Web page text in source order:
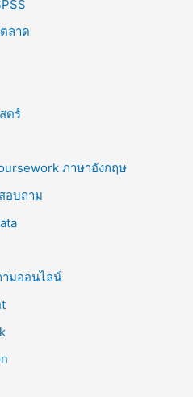
ลาด
ตร์
ภาษาอังกฤษ
อบถาม
มออนไลน์